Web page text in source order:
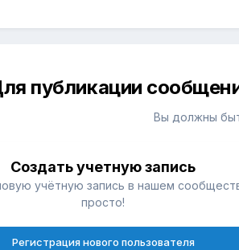
публикации
Вы должны
Создать учетную запись
учётную запись в нашем
просто!
Регистрация нового пользователя